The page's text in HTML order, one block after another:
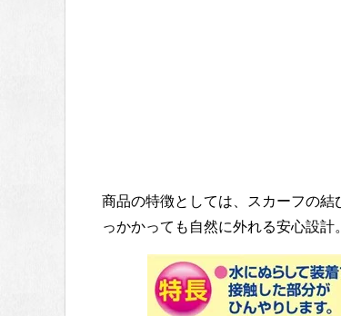
商品の特徴としては、スカーフの結
っかかっても自然に外れる安心設計。